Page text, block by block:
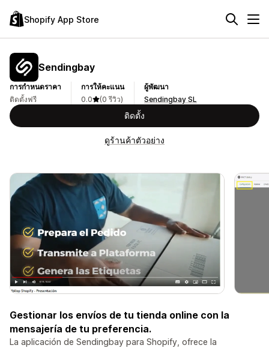
Shopify App Store
Sendingbay
การกำหนดราคา
ติดตั้งฟรี
การให้คะแนน
0.0
(0 รีวิว)
ผู้พัฒนา
Sendingbay SL
ติดตั้ง
ดูร้านค้าตัวอย่าง
Gestionar los envíos de tu tienda online con la
mensajería de tu preferencia.
La aplicación de Sendingbay para Shopify, ofrece la